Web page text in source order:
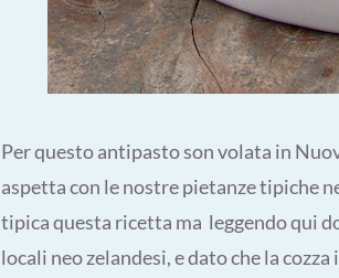
Per questo antipasto son volata in
aspetta con le nostre pietanze tipiche
tipica questa ricetta ma leggendo qui
locali neo zelandesi, e dato che la